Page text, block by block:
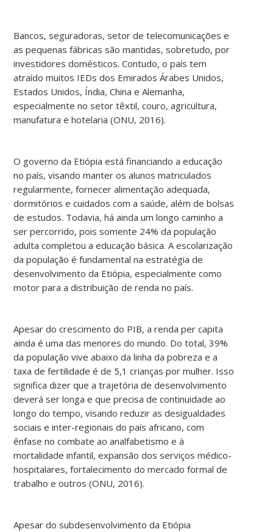
Bancos, seguradoras, setor de telecomunicações e
as pequenas fábricas são mantidas, sobretudo, por
investidores domésticos. Contudo, o país tem
atraído muitos IEDs dos Emirados Árabes Unidos,
Estados Unidos, Índia, China e Alemanha,
especialmente no setor têxtil, couro, agricultura,
manufatura e hotelaria (ONU, 2016).
O governo da Etiópia está financiando a educação
no país, visando manter os alunos matriculados
regularmente, fornecer alimentação adequada,
dormitórios e cuidados com a saúde, além de bolsas
de estudos. Todavia, há ainda um longo caminho a
ser percorrido, pois somente 24% da população
adulta completou a educação básica. A escolarização
da população é fundamental na estratégia de
desenvolvimento da Etiópia, especialmente como
motor para a distribuição de renda no país.
Apesar do crescimento do PIB, a renda per capita
ainda é uma das menores do mundo. Do total, 39%
da população vive abaixo da linha da pobreza e a
taxa de fertilidade é de 5,1 crianças por mulher. Isso
significa dizer que a trajetória de desenvolvimento
deverá ser longa e que precisa de continuidade ao
longo do tempo, visando reduzir as desigualdades
sociais e inter-regionais do país africano, com
ênfase no combate ao analfabetismo e à
mortalidade infantil, expansão dos serviços médico-
hospitalares, fortalecimento do mercado formal de
trabalho e outros (ONU, 2016).
Apesar do subdesenvolvimento da Etiópia